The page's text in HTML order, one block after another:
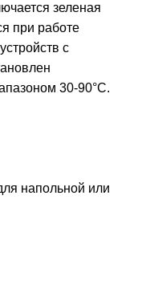
зеленая
при работе
с
30-90°С.
напольной или